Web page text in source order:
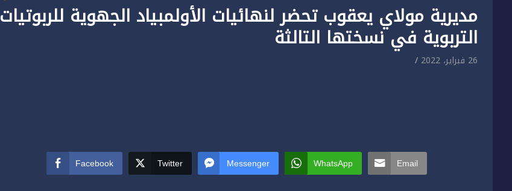
مديرية مولاي يعقوب تحضر لنهائيات الأولمبياد الجهوية للربوتيات
التربوية في نسختها التالثة
26 فبراير، 2022
Facebook Twitter Messenger WhatsApp Email